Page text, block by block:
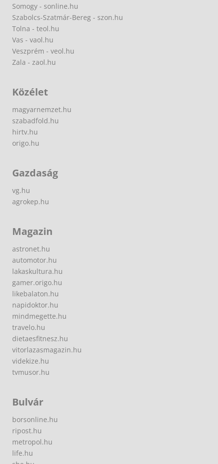
Somogy - sonline.hu
Szabolcs-Szatmár-Bereg - szon.hu
Tolna - teol.hu
Vas - vaol.hu
Veszprém - veol.hu
Zala - zaol.hu
Közélet
magyarnemzet.hu
szabadfold.hu
hirtv.hu
origo.hu
Gazdaság
vg.hu
agrokep.hu
Magazin
astronet.hu
automotor.hu
lakaskultura.hu
gamer.origo.hu
likebalaton.hu
napidoktor.hu
mindmegette.hu
travelo.hu
dietaesfitnesz.hu
vitorlazasmagazin.hu
videkize.hu
tvmusor.hu
Bulvár
borsonline.hu
ripost.hu
metropol.hu
life.hu